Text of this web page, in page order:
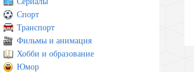
Спорт
Транспорт
Фильмы и анимация
Хобби и образование
Юмор